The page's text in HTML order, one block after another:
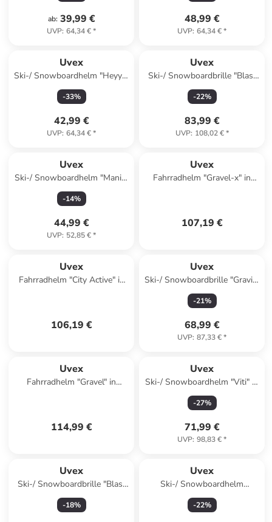
ab: 39,99 €
UVP: 64,34 €*
48,99 €
UVP: 64,34 €*
Uvex
Ski-/ Snowboardhelm "Heyya"
in Dunkelblau
-33%
42,99 €
UVP: 64,34 €*
Uvex
Ski-/ Snowboardbrille "Blast
CV" in Grau/ Weiß
-22%
83,99 €
UVP: 108,02 €*
Uvex
Ski-/ Snowboardhelm "Manic"
in Schwarz
-14%
44,99 €
UVP: 52,85 €*
Uvex
Fahrradhelm "Gravel-x" in
107,19 €
Uvex
Fahrradhelm "City Active" in
106,19 €
Uvex
Ski-/ Snowboardbrille "Gravity
FM" in Orange/ Schwarz
-21%
68,99 €
UVP: 87,33 €*
Uvex
Fahrradhelm "Gravel" in
114,99 €
Uvex
Ski-/ Snowboardhelm "Viti" in
Orange
-27%
71,99 €
UVP: 98,83 €*
Uvex
Ski-/ Snowboardbrille "Blast
FM" in Lila/ Schwarz
-18%
Uvex
Ski-/ Snowboardhelm
"Legend 2.0" in Weiß
-22%